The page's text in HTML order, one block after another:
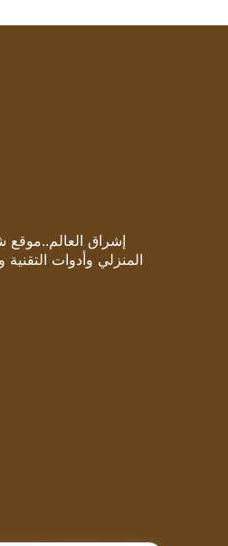
إشراق العالم..موقع
المنزلي وأدوات